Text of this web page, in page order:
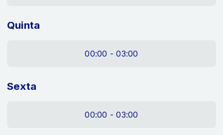
Quinta
00:00 - 03:00
Sexta
00:00 - 03:00